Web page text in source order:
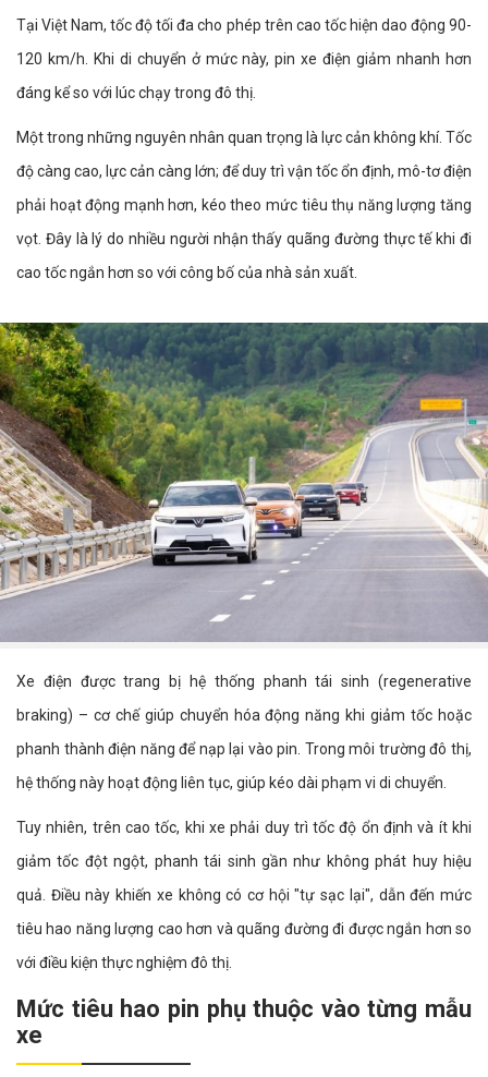
Tại Việt Nam, tốc độ tối đa cho phép trên cao tốc hiện dao động 90-
120 km/h. Khi di chuyển ở mức này, pin xe điện giảm nhanh hơn
đáng kể so với lúc chạy trong đô thị.
Một trong những nguyên nhân quan trọng là lực cản không khí. Tốc
độ càng cao, lực cản càng lớn; để duy trì vận tốc ổn định, mô-tơ điện
phải hoạt động mạnh hơn, kéo theo mức tiêu thụ năng lượng tăng
vọt. Đây là lý do nhiều người nhận thấy quãng đường thực tế khi đi
cao tốc ngắn hơn so với công bố của nhà sản xuất.
Xe điện được trang bị hệ thống phanh tái sinh (regenerative
braking) – cơ chế giúp chuyển hóa động năng khi giảm tốc hoặc
phanh thành điện năng để nạp lại vào pin. Trong môi trường đô thị,
hệ thống này hoạt động liên tục, giúp kéo dài phạm vi di chuyển.
Tuy nhiên, trên cao tốc, khi xe phải duy trì tốc độ ổn định và ít khi
giảm tốc đột ngột, phanh tái sinh gần như không phát huy hiệu
quả. Điều này khiến xe không có cơ hội "tự sạc lại", dẫn đến mức
tiêu hao năng lượng cao hơn và quãng đường đi được ngắn hơn so
với điều kiện thực nghiệm đô thị.
Mức tiêu hao pin phụ thuộc vào từng mẫu
xe